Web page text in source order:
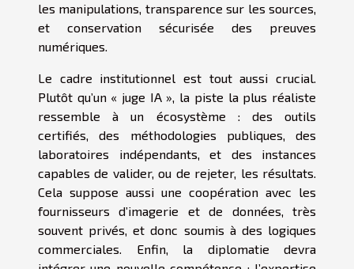
les manipulations, transparence sur les sources,
et conservation sécurisée des preuves
numériques.
Le cadre institutionnel est tout aussi crucial.
Plutôt qu’un « juge IA », la piste la plus réaliste
ressemble à un écosystème : des outils
certifiés, des méthodologies publiques, des
laboratoires indépendants, et des instances
capables de valider, ou de rejeter, les résultats.
Cela suppose aussi une coopération avec les
fournisseurs d’imagerie et de données, très
souvent privés, et donc soumis à des logiques
commerciales. Enfin, la diplomatie devra